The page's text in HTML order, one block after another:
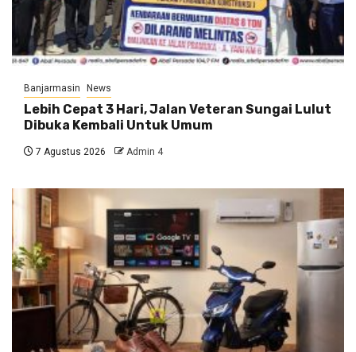
Banjarmasin News
Lebih Cepat 3 Hari, Jalan Veteran Sungai Lulut
Dibuka Kembali Untuk Umum
7 Agustus 2026 Admin 4